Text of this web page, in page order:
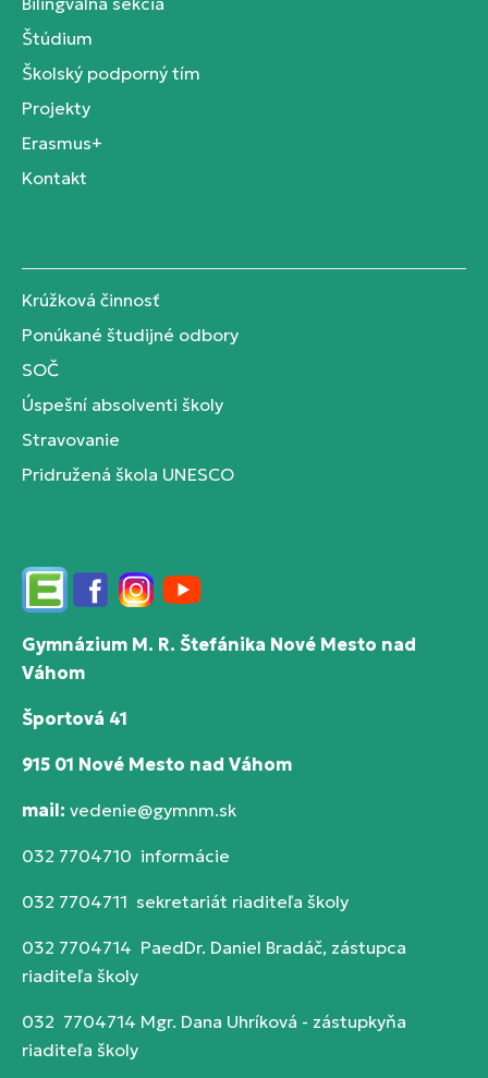
Štúdium
Školský podporný tím
Projekty
Erasmus+
Kontakt
Krúžková činnosť
Ponúkané študijné odbory
SOČ
Úspešní absolventi školy
Stravovanie
Pridružená škola UNESCO
EdupageFacebookInstagram
YouTube
Gymnázium M. R. Štefánika Nové Mesto nad
Váhom
Športová 41
915 01 Nové Mesto nad Váhom
mail: vedenie@gymnm.sk
032 7704710 informácie
032 7704711 sekretariát riaditeľa školy
032 7704714 PaedDr. Daniel Bradáč, zástupca
riaditeľa školy
032 7704714 Mgr. Dana Uhríková - zástupkyňa
riaditeľa školy